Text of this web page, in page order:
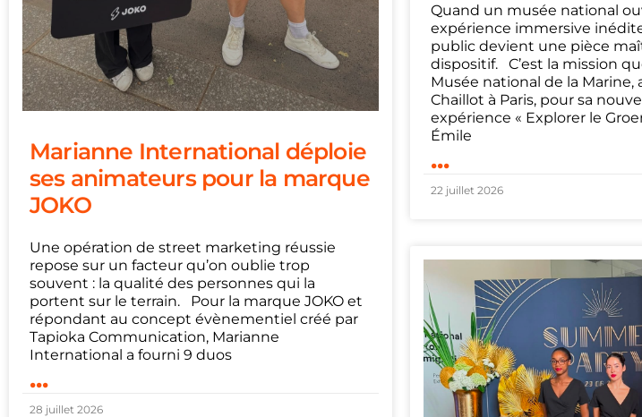
Marianne International déploie
ses animateurs pour la marque
JOKO
Une opération de street marketing réussie
repose sur un facteur qu’on oublie trop
souvent : la qualité des personnes qui la
portent sur le terrain. Pour la marque JOKO et
répondant au concept évènementiel créé par
Tapioka Communication, Marianne
International a fourni 9 duos
...
28 juillet 2026
Quand un musée national
expérience immersive
public devient une pièce
dispositif. C’est la mission
Musée national de la Marine,
Chaillot à Paris, pour sa
expérience « Explorer le
Émile
...
22 juillet 2026